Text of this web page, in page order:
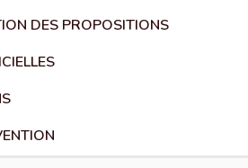
DES PROPOSITIONS